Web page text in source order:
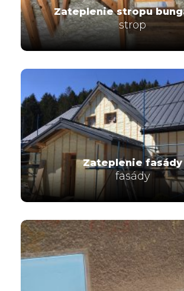
Zateplenie stropu
strop
Zateplenie fasády
fasády